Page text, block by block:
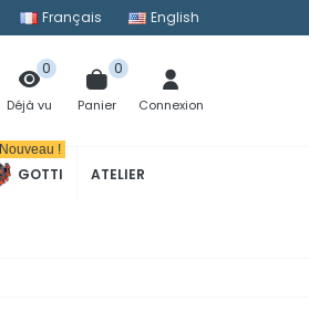
Français English
Déjà vu
0
Panier
0
Connexion
GOTTI
Nouveau !
ATELIER